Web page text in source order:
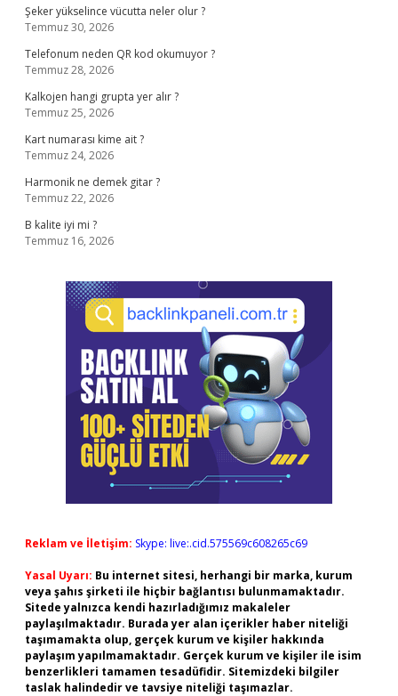
Şeker yükselince vücutta neler olur ?
Temmuz 30, 2026
Telefonum neden QR kod okumuyor ?
Temmuz 28, 2026
Kalkojen hangi grupta yer alır ?
Temmuz 25, 2026
Kart numarası kime ait ?
Temmuz 24, 2026
Harmonik ne demek gitar ?
Temmuz 22, 2026
B kalite iyi mi ?
Temmuz 16, 2026
Reklam ve İletişim: Skype: live:.cid.575569c608265c69
Yasal Uyarı: Bu internet sitesi, herhangi bir marka, kurum
veya şahıs şirketi ile hiçbir bağlantısı bulunmamaktadır.
Sitede yalnızca kendi hazırladığımız makaleler
paylaşılmaktadır. Burada yer alan içerikler haber niteliği
taşımamakta olup, gerçek kurum ve kişiler hakkında
paylaşım yapılmamaktadır. Gerçek kurum ve kişiler ile isim
benzerlikleri tamamen tesadüfidir. Sitemizdeki bilgiler
taslak halindedir ve tavsiye niteliği taşımazlar.